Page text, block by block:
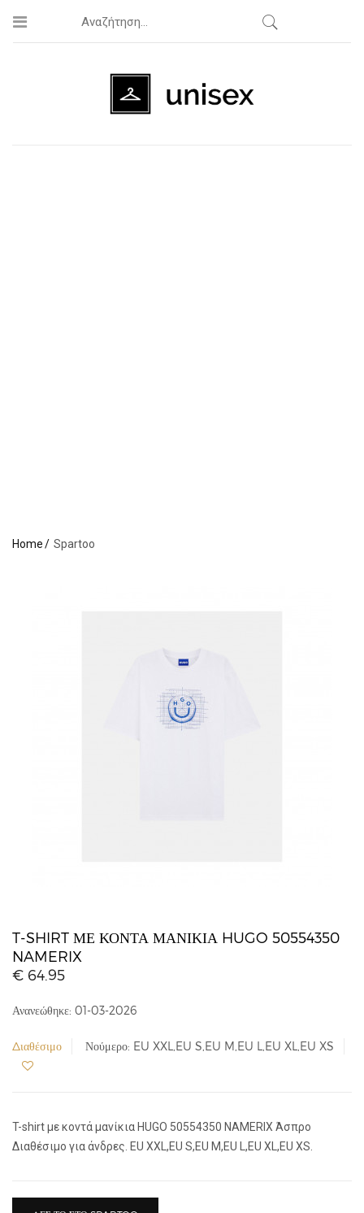
Home Spartoo
T-SHIRT ΜΕ ΚΟΝΤΆ ΜΑΝΊΚΙΑ HUGO 50554350
NAMERIX
€ 64.95
Ανανεώθηκε: 01-03-2026
Διαθέσιμο Νούμερο: EU XXL,EU S,EU M,EU L,EU XL,EU XS
T-shirt με κοντά μανίκια HUGO 50554350 NAMERIX Άσπρο
Διαθέσιμο για άνδρες. EU XXL,EU S,EU M,EU L,EU XL,EU XS.